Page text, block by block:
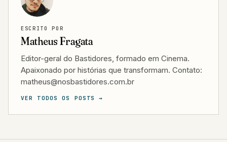
ESCRITO POR
Matheus Fragata
Editor-geral do Bastidores, formado em Cinema.
Apaixonado por histórias que transformam. Contato:
matheus@nosbastidores.com.br
VER TODOS OS POSTS →